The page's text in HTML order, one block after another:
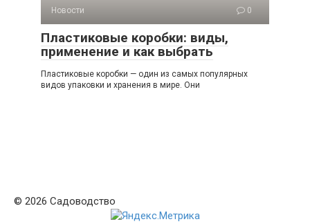
Новости 0
Пластиковые коробки: виды,
применение и как выбрать
Пластиковые коробки — один из самых популярных
видов упаковки и хранения в мире. Они
© 2026 Садоводство